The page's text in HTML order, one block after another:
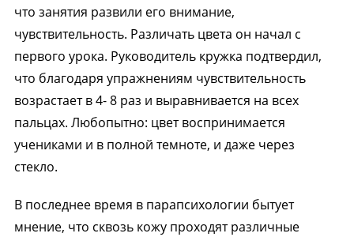
что занятия развили его внимание,
чувствительность. Различать цвета он начал с
первого урока. Руководитель кружка подтвердил,
что благодаря упражнениям чувствительность
возрастает в 4- 8 раз и выравнивается на всех
пальцах. Любопытно: цвет воспринимается
учениками и в полной темноте, и даже через
стекло.
В последнее время в парапсихологии бытует
мнение, что сквозь кожу проходят различные